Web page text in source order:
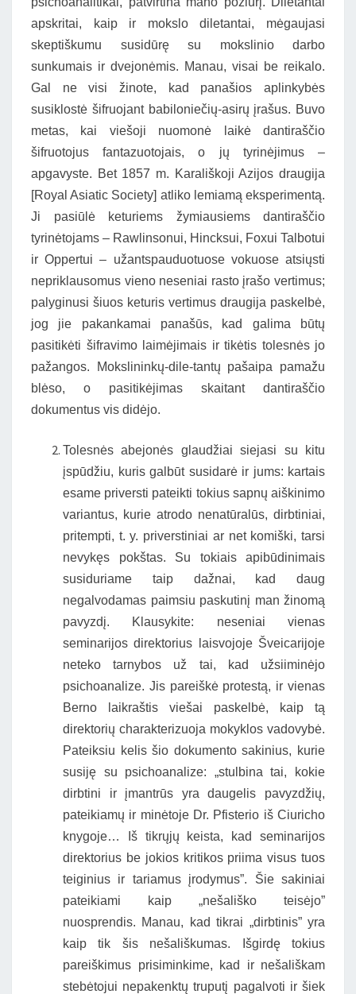
apskritai, kaip ir mokslo diletantai, mėgaujasi
skeptiškumu susidūrę su mokslinio darbo
sunkumais ir dvejonėmis. Manau, visai be reikalo.
Gal ne visi žinote, kad panašios aplinkybės
susiklostė šifruojant babiloniečių-asirų įrašus. Buvo
metas, kai viešoji nuomonė laikė dantiraščio
šifruotojus fantazuotojais, o jų tyrinėjimus –
apgavyste. Bet 1857 m. Karališkoji Azijos draugija
[Royal Asiatic Society] atliko lemiamą eksperimentą.
Ji pasiūlė keturiems žymiausiems dantiraščio
tyrinėtojams – Rawlinsonui, Hincksui, Foxui Talbotui
ir Oppertui – užantspauduotuose vokuose atsiųsti
nepriklausomus vieno neseniai rasto įrašo vertimus;
palyginusi šiuos keturis vertimus draugija paskelbė,
jog jie pakankamai panašūs, kad galima būtų
pasitikėti šifravimo laimėjimais ir tikėtis tolesnės jo
pažangos. Mokslininkų-dile-tantų pašaipa pamažu
blėso, o pasitikėjimas skaitant dantiraščio
dokumentus vis didėjo.
Tolesnės abejonės glaudžiai siejasi su kitu
įspūdžiu, kuris galbūt susidarė ir jums: kartais
esame priversti pateikti tokius sapnų aiškinimo
variantus, kurie atrodo nenatūralūs, dirbtiniai,
pritempti, t. y. priverstiniai ar net komiški, tarsi
nevykęs pokštas. Su tokiais apibūdinimais
susiduriame taip dažnai, kad daug
negalvodamas paimsiu paskutinį man žinomą
pavyzdį. Klausykite: neseniai vienas
seminarijos direktorius laisvojoje Šveicarijoje
neteko tarnybos už tai, kad užsiiminėjo
psichoanalize. Jis pareiškė protestą, ir vienas
Berno laikraštis viešai paskelbė, kaip tą
direktorių charakterizuoja mokyklos vadovybė.
Pateiksiu kelis šio dokumento sakinius, kurie
susiję su psichoanalize: „stulbina tai, kokie
dirbtini ir įmantrūs yra daugelis pavyzdžių,
pateikiamų ir minėtoje Dr. Pfisterio iš Ciuricho
knygoje… Iš tikrųjų keista, kad seminarijos
direktorius be jokios kritikos priima visus tuos
teiginius ir tariamus įrodymus”. Šie sakiniai
pateikiami kaip „nešališko teisėjo”
nuosprendis. Manau, kad tikrai „dirbtinis” yra
kaip tik šis nešališkumas. Išgirdę tokius
pareiškimus prisiminkime, kad ir nešališkam
stebėtojui nepakenktų truputį pagalvoti ir šiek